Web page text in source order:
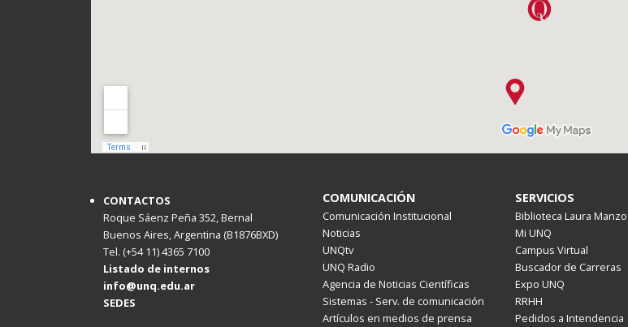
CONTACTOS
Roque Sáenz Peña 352, Bernal
Buenos Aires, Argentina (B1876BXD)
Tel. (+54 11) 4365 7100
Listado de internos
info@unq.edu.ar
SEDES
COMUNICACIÓN
Comunicación Institucional
Noticias
UNQtv
UNQ Radio
Agencia de Noticias Científicas
Sistemas - Serv. de comunicación
Artículos en medios de prensa
SERVICIOS
Biblioteca Laura Manzo
Mi UNQ
Campus Virtual
Buscador de Carreras
Expo UNQ
RRHH
Pedidos a Intendencia